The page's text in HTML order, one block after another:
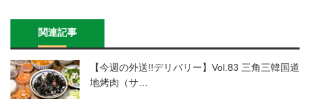
関連記事
【今週の外送!!デリバリー】Vol.83 三角三韓国道
地烤肉（サ…